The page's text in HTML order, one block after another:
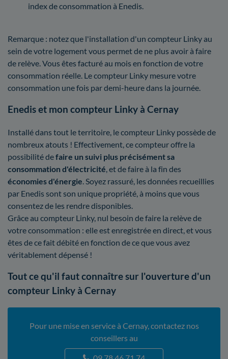
index de consommation à Enedis.
Remarque : notez que l'installation d'un compteur Linky au
sein de votre logement vous permet de ne plus avoir à faire
de relève. Vous êtes facturé au mois en fonction de votre
consommation réelle. Le compteur Linky mesure votre
consommation une fois par demi-heure dans la journée.
Enedis et mon compteur Linky à Cernay
Installé dans tout le territoire, le compteur Linky possède de
nombreux atouts ! Effectivement, ce compteur offre la
possibilité defaire un suivi plus précisément sa
consommation d'électricité , et de faire à la fin des
économies d'énergie . Soyez rassuré, les données recueillies
par Enedis sont son unique propriété, à moins que vous
consentez de les rendre disponibles.
Grâce au compteur Linky, nul besoin de faire la relève de
votre consommation : elle est enregistrée en direct, et vous
êtes de ce fait débité en fonction de ce que vous avez
véritablement dépensé !
Tout ce qu'il faut connaître sur l'ouverture d'un
compteur Linky à Cernay
Pour une mise en service à Cernay, contactez nos
conseillers au